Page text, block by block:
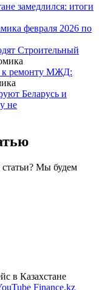
замедлился: итоги
февраля 2026 по
Строительный
к ремонту МЖД:
Беларусь и
не
статьи? Мы будем
в Казахстане
Finance.kz